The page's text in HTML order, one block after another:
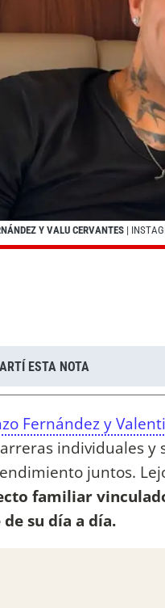
Y VALU CERVANTES |
ESTA NOTA
Fernández y
individuales y
juntos.
familiar
su día a día.